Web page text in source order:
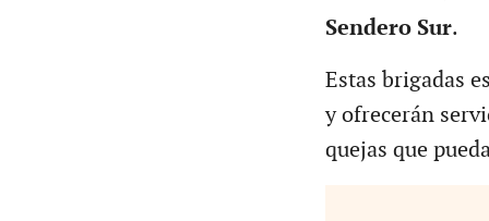
Sendero Sur.
Estas brigadas
y ofrecerán
quejas que